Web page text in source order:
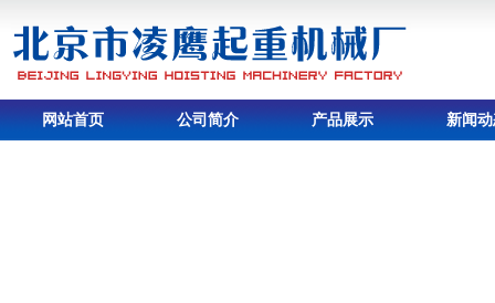
网站首页 公司简介 产品展示 新闻